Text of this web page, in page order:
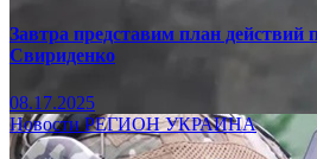
Завтра представим план действий
Свириденко
08.17.2025
НовостиРЕГИОНУКРАИНА